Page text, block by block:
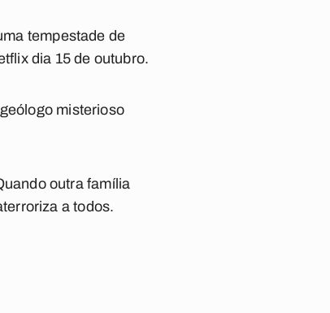
tempestade de
dia 15 de outubro.
misterioso
outra família
a todos.